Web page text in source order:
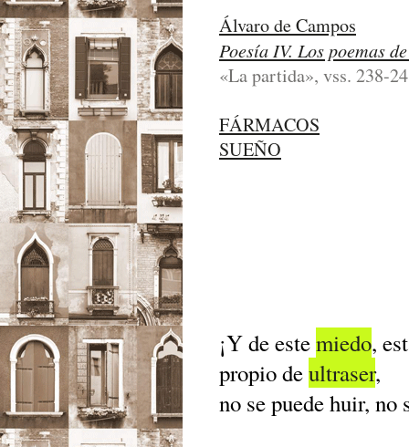
Álvaro de Campos
Poesía IV. Los poemas
«La partida», vss. 238-
FÁRMACOS
SUEÑO
¡Y de estemiedo,
propio deultraser,
no se puede huir, no